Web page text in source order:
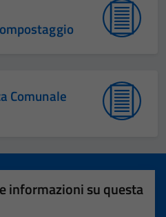
Comunale
informazioni su questa